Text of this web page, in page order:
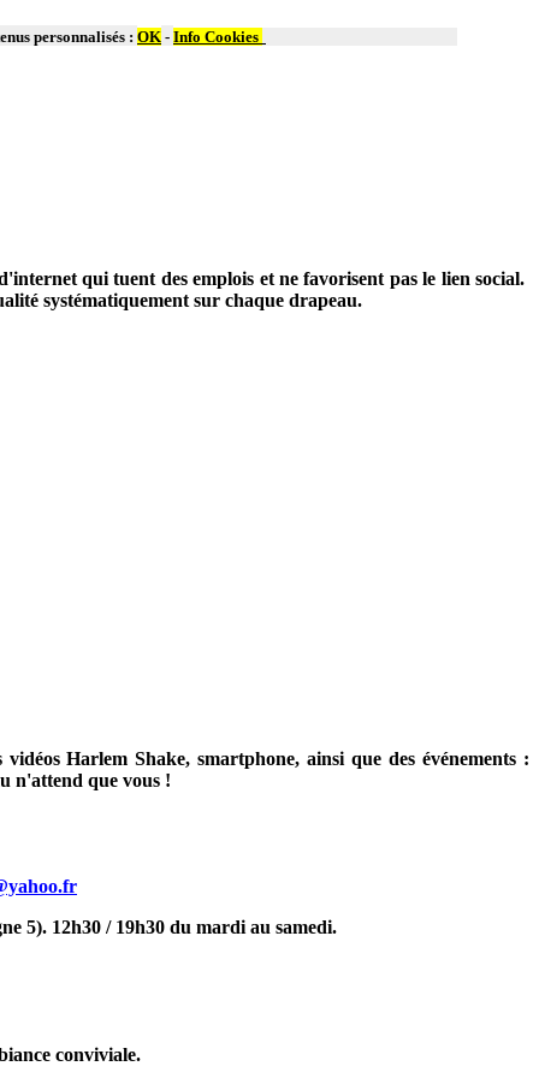
personnalisés : OK - Info Cookies
qui tuent des emplois et ne favorisent pas le lien social.
systématiquement sur chaque drapeau.
Harlem Shake, smartphone, ainsi que des événements :
n'attend que vous !
5). 12h30 / 19h30 du mardi au samedi.
conviviale.